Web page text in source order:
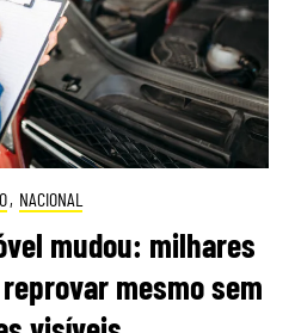
, NACIONAL
mudou: milhares
mesmo sem